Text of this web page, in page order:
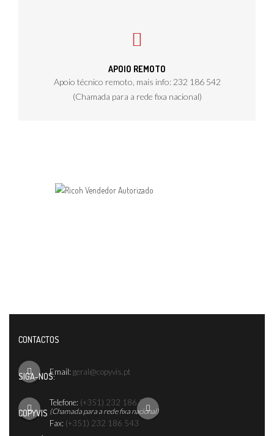
APOIO REMOTO
Apoio técnico remoto, mais info: 232 186 542
(Chamada para a rede fixa nacional)
CONTACTOS
Email: geral@copyvis.pt
Telefone: (+351) 232 186 542
(Chamada para a rede fixa nacional)
Fax: (+351) 232 186 543
SIGA-NOS:
COPYVIS